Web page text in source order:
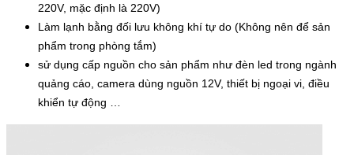
220V, mặc định là 220V)
Làm lạnh bằng đối lưu không khí tự do (Không nên để sản
phẩm trong phòng tắm)
sử dụng cấp nguồn cho sản phẩm như đèn led trong ngành
quảng cáo, camera dùng nguồn 12V, thiết bị ngoại vi, điều
khiển tự động …